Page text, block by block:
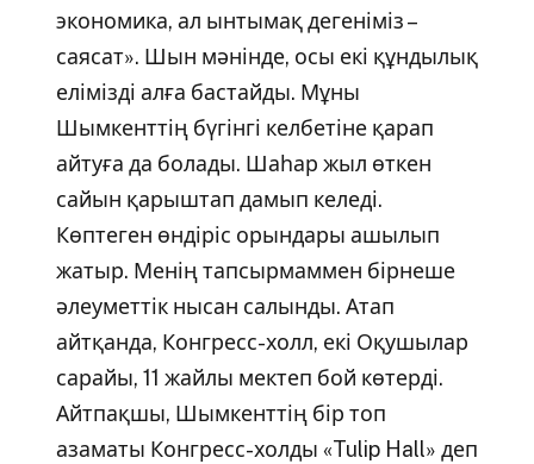
экономика, ал ынтымақ дегеніміз –
саясат». Шын мәнінде, осы екі құндылық
елімізді алға бастайды. Мұны
Шымкенттің бүгінгі келбетіне қарап
айтуға да болады. Шаһар жыл өткен
сайын қарыштап дамып келеді.
Көптеген өндіріс орындары ашылып
жатыр. Менің тапсырмаммен бірнеше
әлеуметтік нысан салынды. Атап
айтқанда, Конгресс-холл, екі Оқушылар
сарайы, 11 жайлы мектеп бой көтерді.
Айтпақшы, Шымкенттің бір топ
азаматы Конгресс-холды «Tulip Hall» деп